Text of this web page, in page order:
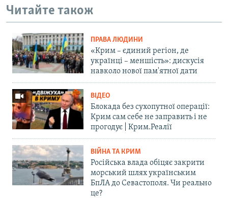
Читайте також
ПРАВА ЛЮДИНИ
«Крим – єдиний регіон, де
українці – меншість»: дискусія
навколо нової пам'ятної дати
ВІДЕО
Блокада без сухопутної операції:
Крим сам себе не заправить і не
прогодує | Крим.Реалії
ВІЙНА ТА КРИМ
Російська влада обіцяє закрити
морський шлях українським
БпЛА до Севастополя. Чи реально
це?